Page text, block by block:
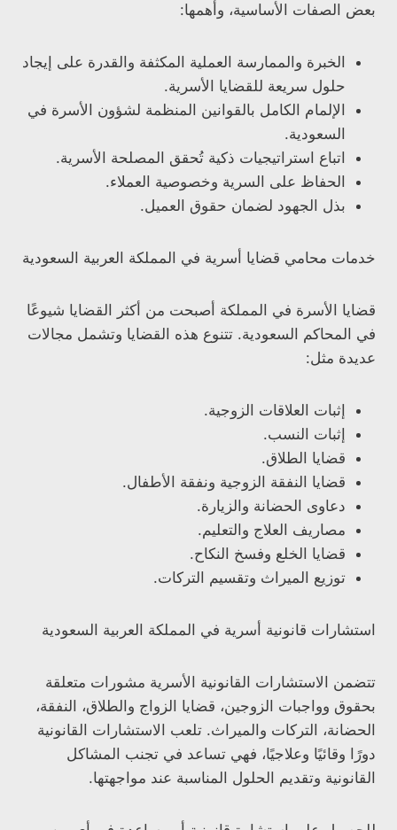
بعض الصفات الأساسية، وأهمها:
الخبرة والممارسة العملية المكثفة والقدرة على إيجاد
حلول سريعة للقضايا الأسرية.
الإلمام الكامل بالقوانين المنظمة لشؤون الأسرة في
السعودية.
اتباع استراتيجيات ذكية تُحقق المصلحة الأسرية.
الحفاظ على السرية وخصوصية العملاء.
بذل الجهود لضمان حقوق العميل.
خدمات محامي قضايا أسرية في المملكة العربية السعودية
قضايا الأسرة في المملكة أصبحت من أكثر القضايا شيوعًا
في المحاكم السعودية. تتنوع هذه القضايا وتشمل مجالات
عديدة مثل:
إثبات العلاقات الزوجية.
إثبات النسب.
قضايا الطلاق.
قضايا النفقة الزوجية ونفقة الأطفال.
دعاوى الحضانة والزيارة.
مصاريف العلاج والتعليم.
قضايا الخلع وفسخ النكاح.
توزيع الميراث وتقسيم التركات.
استشارات قانونية أسرية في المملكة العربية السعودية
تتضمن الاستشارات القانونية الأسرية مشورات متعلقة
بحقوق وواجبات الزوجين، قضايا الزواج والطلاق، النفقة،
الحضانة، التركات والميراث. تلعب الاستشارات القانونية
دورًا وقائيًا وعلاجيًا، فهي تساعد في تجنب المشاكل
القانونية وتقديم الحلول المناسبة عند مواجهتها.